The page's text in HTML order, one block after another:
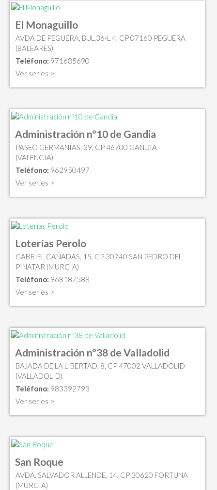
El Monaguillo
AVDA DE PEGUERA, BUL.36-L 4, CP 07160 PEGUERA
(BALEARES)
Teléfono: 971685690
Ver series >
Administración nº10 de Gandia
PASEO GERMANÍAS, 39, CP 46700 GANDIA
(VALENCIA)
Teléfono: 962950497
Ver series >
Loterías Perolo
GABRIEL CAÑADAS, 15, CP 30740 SAN PEDRO DEL
PINATAR (MURCIA)
Teléfono: 968187588
Ver series >
Administración nº38 de Valladolid
BAJADA DE LA LIBERTAD, 8, CP 47002 VALLADOLID
(VALLADOLID)
Teléfono: 983392793
Ver series >
San Roque
AVDA. SALVADOR ALLENDE, 14, CP 30620 FORTUNA
(MURCIA)